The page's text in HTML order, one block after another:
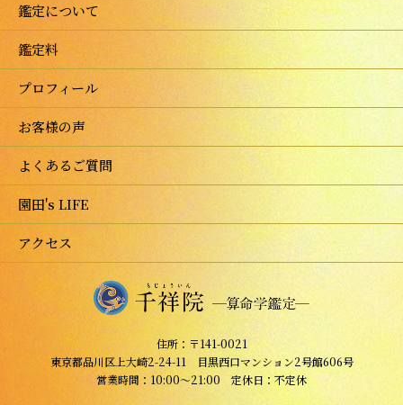
鑑定について
鑑定料
プロフィール
お客様の声
よくあるご質問
園田's LIFE
アクセス
住所：〒141-0021
東京都品川区上大崎2-24-11 目黒西口マンション2号館606号
営業時間：10:00～21:00 定休日：不定休